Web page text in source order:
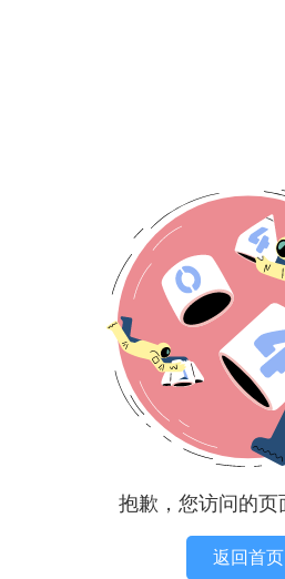
抱歉，您访问的页
返回首页